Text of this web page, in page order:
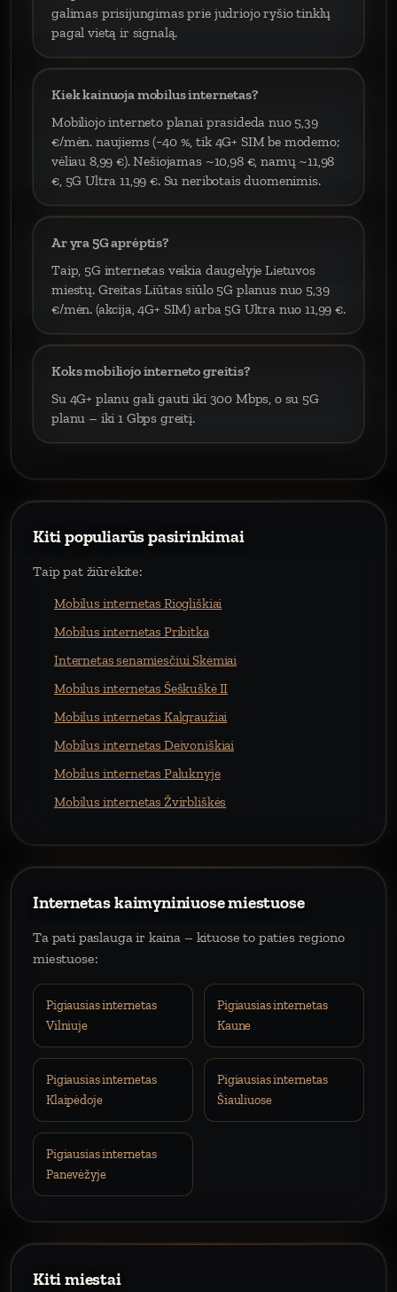
galimas prisijungimas prie judriojo ryšio tinklų
pagal vietą ir signalą.
Kiek kainuoja mobilus internetas?
Mobiliojo interneto planai prasideda nuo 5,39
€/mėn. naujiems (−40 %, tik 4G+ SIM be modemo;
vėliau 8,99 €). Nešiojamas ~10,98 €, namų ~11,98
€, 5G Ultra 11,99 €. Su neribotais duomenimis.
Ar yra 5G aprėptis?
Taip, 5G internetas veikia daugelyje Lietuvos
miestų. Greitas Liūtas siūlo 5G planus nuo 5,39
€/mėn. (akcija, 4G+ SIM) arba 5G Ultra nuo 11,99 €.
Koks mobiliojo interneto greitis?
Su 4G+ planu gali gauti iki 300 Mbps, o su 5G
planu – iki 1 Gbps greitį.
Kiti populiarūs pasirinkimai
Taip pat žiūrėkite:
Mobilus internetas Riogliškiai
Mobilus internetas Pribitka
Internetas senamiesčiui Skėmiai
Mobilus internetas Šeškuškė II
Mobilus internetas Kalgraužiai
Mobilus internetas Deivoniškiai
Mobilus internetas Paluknyje
Mobilus internetas Žvirbliškės
Internetas kaimyniniuose miestuose
Ta pati paslauga ir kaina – kituose to paties regiono
miestuose:
Pigiausias internetas
Vilniuje
Pigiausias internetas
Kaune
Pigiausias internetas
Klaipėdoje
Pigiausias internetas
Šiauliuose
Pigiausias internetas
Panevėžyje
Kiti miestai